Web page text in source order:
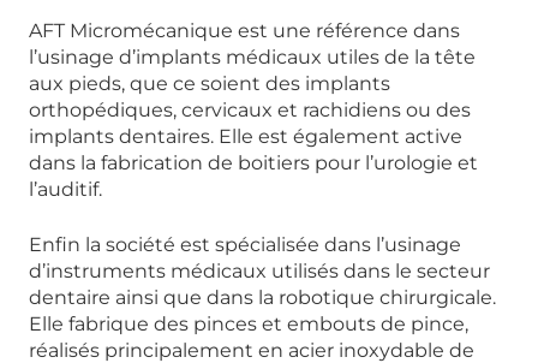
AFT Micromécanique est une référence dans
l’usinage d’implants médicaux utiles de la tête
aux pieds, que ce soient des implants
orthopédiques, cervicaux et rachidiens ou des
implants dentaires. Elle est également active
dans la fabrication de boitiers pour l’urologie et
l’auditif.
Enfin la société est spécialisée dans l’usinage
d’instruments médicaux utilisés dans le secteur
dentaire ainsi que dans la robotique chirurgicale.
Elle fabrique des pinces et embouts de pince,
réalisés principalement en acier inoxydable de